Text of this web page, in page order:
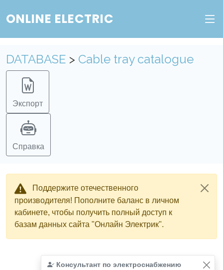
ONLINE ELECTRIC
DATABASE > Cable tray catalogue
Экспорт
Справка
Поддержите отечественного
производителя! Пополните баланс в личном
кабинете, чтобы получить полный доступ к
базам данных сайта "Онлайн Электрик".
Консультант по электроснабжению
Найдено366из366записей.